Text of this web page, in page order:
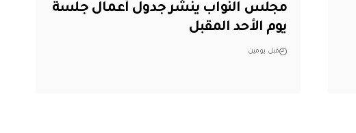
مجلس النواب ينشر جدول أعمال جلسة
يوم الأحد المقبل
قبل يومين